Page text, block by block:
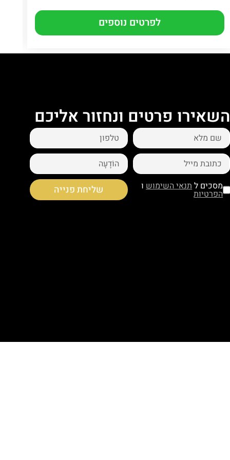
לפרטים נוספים
השאירו פרטים ונחזור אליכם
מסכים ל תנאי השימוש ו
הפרטיות שליחת פנייה